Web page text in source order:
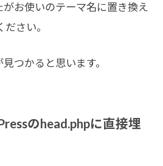
がお使いのテーマ名に置き換え
さい。
つかると思います。
のhead.phpに直接埋